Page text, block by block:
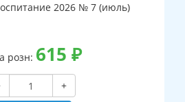
2026 № 7 (июль)
розн: 615 ₽
+